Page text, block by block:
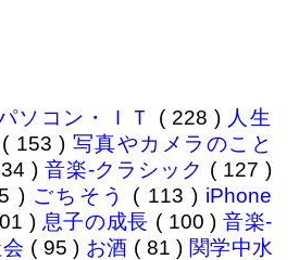
ソコン・ＩＴ ( 228 ) 人生
( 153 ) 写真やカメラのこと
) 音楽-クラシック ( 127 )
) ごちそう ( 113 ) iPhone
) 息子の成長 ( 100 )音楽-
( 95 ) お酒 ( 81 ) 関学中水